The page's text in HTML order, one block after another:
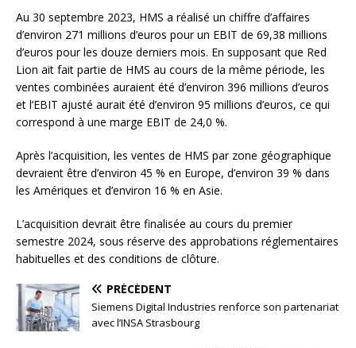
Au 30 septembre 2023, HMS a réalisé un chiffre d’affaires
d’environ 271 millions d’euros pour un EBIT de 69,38 millions
d’euros pour les douze derniers mois. En supposant que Red
Lion ait fait partie de HMS au cours de la même période, les
ventes combinées auraient été d’environ 396 millions d’euros
et l’EBIT ajusté aurait été d’environ 95 millions d’euros, ce qui
correspond à une marge EBIT de 24,0 %.
Après l’acquisition, les ventes de HMS par zone géographique
devraient être d’environ 45 % en Europe, d’environ 39 % dans
les Amériques et d’environ 16 % en Asie.
L’acquisition devrait être finalisée au cours du premier
semestre 2024, sous réserve des approbations réglementaires
habituelles et des conditions de clôture.
PRÉCÉDENT
Siemens Digital Industries renforce son partenariat
avec l’INSA Strasbourg